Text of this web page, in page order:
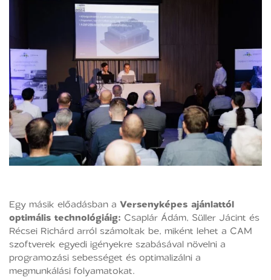
Egy másik előadásban a Versenyképes ajánlattól
optimális technológiáig: Csaplár Ádám, Süller Jácint és
Récsei Richárd arról számoltak be, miként lehet a CAM
szoftverek egyedi igényekre szabásával növelni a
programozási sebességet és optimalizálni a
megmunkálási folyamatokat.